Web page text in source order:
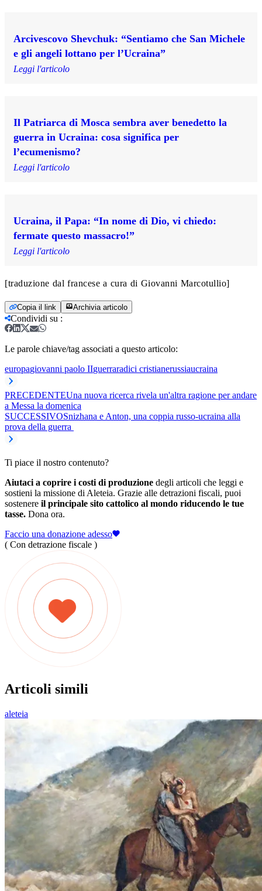
Arcivescovo Shevchuk: “Sentiamo che San Michele
e gli angeli lottano per l’Ucraina”
Leggi l'articolo
Il Patriarca di Mosca sembra aver benedetto la
guerra in Ucraina: cosa significa per
l’ecumenismo?
Leggi l'articolo
Ucraina, il Papa: “In nome di Dio, vi chiedo:
fermate questo massacro!”
Leggi l'articolo
[traduzione dal francese a cura di Giovanni Marcotullio]
Copia il link Archivia articolo
Condividi su :
Le parole chiave/tag associati a questo articolo:
europagiovanni paolo IIguerraradici cristianerussiaucraina
PRECEDENTEUna nuova ricerca rivela un'altra ragione per andare
a Messa la domenica
SUCCESSIVOSnizhana e Anton, una coppia russo-ucraina alla
prova della guerra
Ti piace il nostro contenuto?
Aiutaci a coprire i costi di produzione degli articoli che leggi e
sostieni la missione di Aleteia. Grazie alle detrazioni fiscali, puoi
sostenere il principale sito cattolico al mondo riducendo le tue
tasse. Dona ora.
Faccio una donazione adesso
( Con detrazione fiscale )
Articoli simili
aleteia